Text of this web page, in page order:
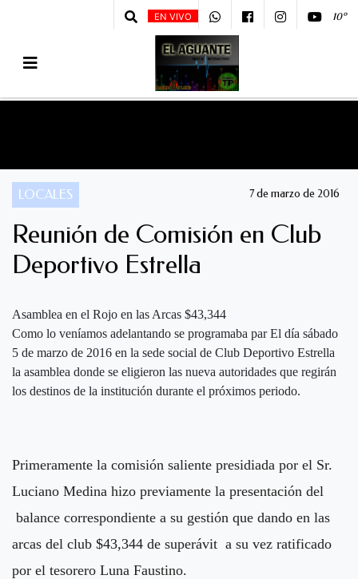
EN VIVO 10º
LOCALES 7 de marzo de 2016
Reunión de Comisión en Club
Deportivo Estrella
Asamblea en el Rojo en las Arcas $43,344
Como lo veníamos adelantando se programaba par El día sábado
5 de marzo de 2016 en la sede social de Club Deportivo Estrella
la asamblea donde se eligieron las nueva autoridades que regirán
los destinos de la institución durante el próximos periodo.
Primeramente la comisión saliente presidiada por el Sr.
Luciano Medina hizo previamente la presentación del
balance correspondiente a su gestión que dando en las
arcas del club $43,344 de superávit a su vez ratificado
por el tesorero Luna Faustino.